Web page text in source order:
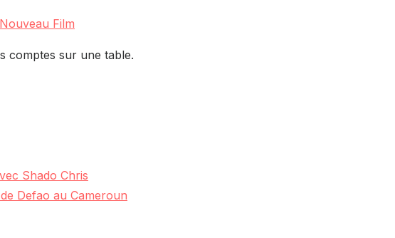
Film
comptes sur une table.
Shado Chris
Defao au Cameroun